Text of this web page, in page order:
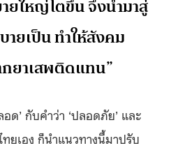
ยใหญ่โตขึ้น จึงนำมาสู่
ายเป็น ทำให้สังคม
กยาเสพติดแทน”
ด’ กับคำว่า ‘ปลอดภัย’ และ
ทยเอง ก็นำแนวทางนี้มาปรับ